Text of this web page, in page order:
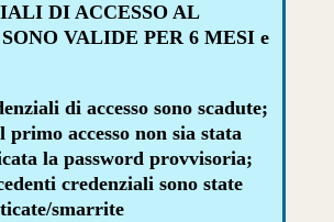
DI ACCESSO AL
VALIDE PER 6 MESI e
di accesso sono scadute;
primo accesso non sia stata
la password provvisoria;
credenziali sono state
smarrite